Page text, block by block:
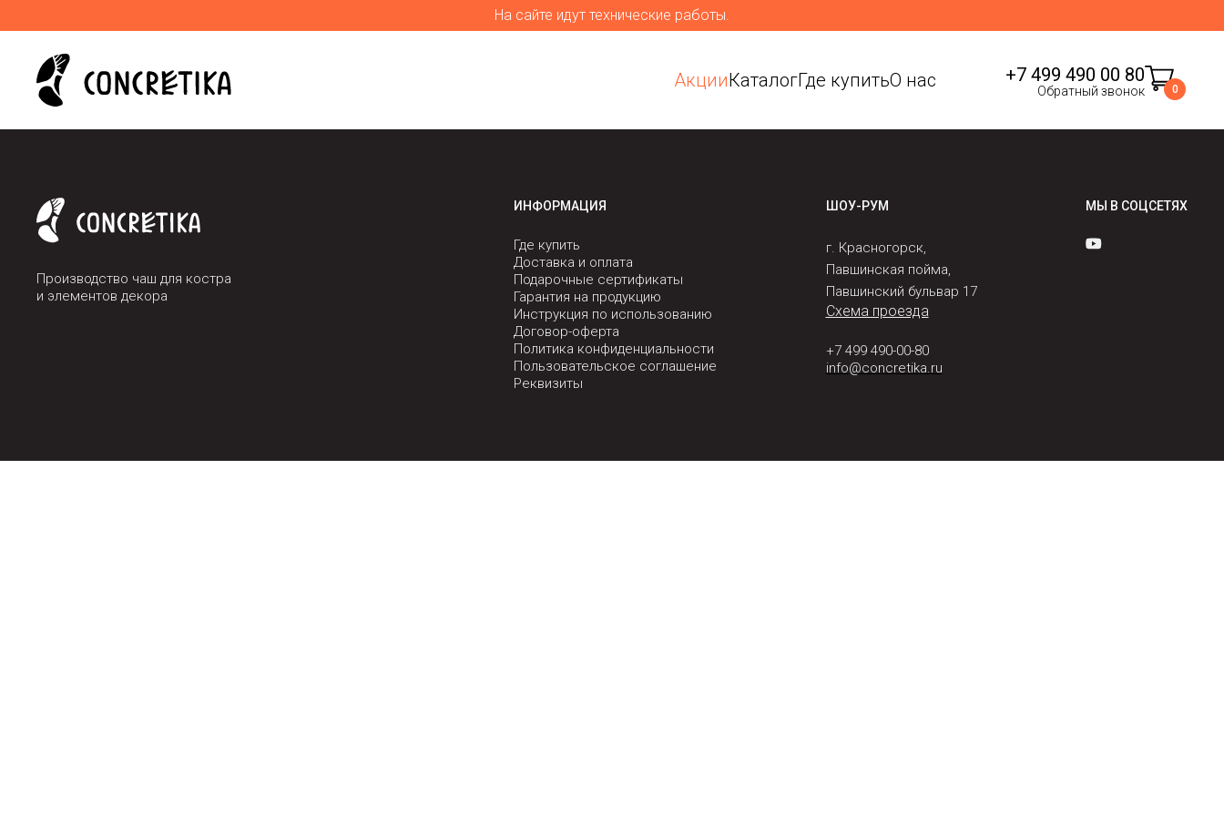
На сайте идут технические работы.
АкцииКаталогГде купитьО нас +7 499 490 00 80
Обратный звонок 0
Производство чаш для костра
и элементов декора
ИНФОРМАЦИЯ
Где купить
Доставка и оплата
Подарочные сертификаты
Гарантия на продукцию
Инструкция по использованию
Договор-оферта
Политика конфиденциальности
Пользовательское соглашение
Реквизиты
ШОУ-РУМ
г. Красногорск,
Павшинская пойма,
Павшинский бульвар 17
Схема проезда
+7 499 490-00-80
info@concretika.ru
МЫ В СОЦСЕТЯХ